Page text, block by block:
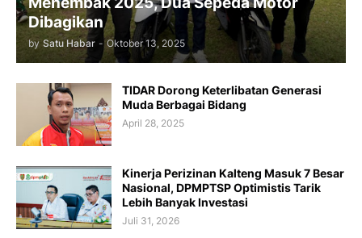
Dibagikan
by Satu Habar - Oktober 13, 2025
TIDAR Dorong Keterlibatan Generasi
Muda Berbagai Bidang
April 28, 2025
Kinerja Perizinan Kalteng Masuk 7 Besar
Nasional, DPMPTSP Optimistis Tarik
Lebih Banyak Investasi
Juli 31, 2026